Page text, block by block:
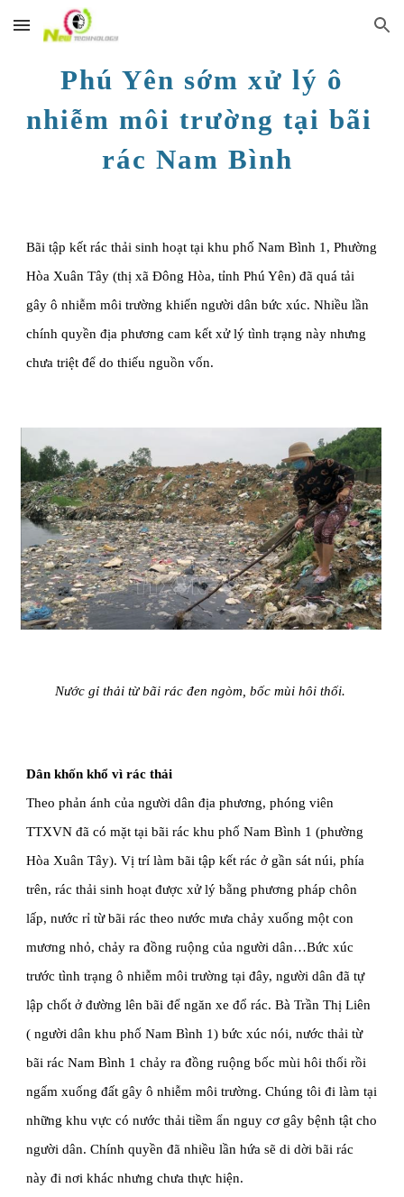
Skip to main content Skip to navigation
Phú Yên sớm xử lý ô
nhiễm môi trường tại bãi
rác Nam Bình
Bãi tập kết rác thải sinh hoạt tại khu phố Nam Bình 1, Phường
Hòa Xuân Tây (thị xã Đông Hòa, tỉnh Phú Yên) đã quá tải
gây ô nhiễm môi trường khiến người dân bức xúc. Nhiều lần
chính quyền địa phương cam kết xử lý tình trạng này nhưng
chưa triệt để do thiếu nguồn vốn.
Nước gỉ thải từ bãi rác đen ngòm, bốc mùi hôi thối.
Dân khốn khổ vì rác thải
Theo phản ánh của người dân địa phương, phóng viên
TTXVN đã có mặt tại bãi rác khu phố Nam Bình 1 (phường
Hòa Xuân Tây). Vị trí làm bãi tập kết rác ở gần sát núi, phía
trên, rác thải sinh hoạt được xử lý bằng phương pháp chôn
lấp, nước rỉ từ bãi rác theo nước mưa chảy xuống một con
mương nhỏ, chảy ra đồng ruộng của người dân…Bức xúc
trước tình trạng ô nhiễm môi trường tại đây, người dân đã tự
lập chốt ở đường lên bãi để ngăn xe đổ rác. Bà Trần Thị Liên
( người dân khu phố Nam Bình 1) bức xúc nói, nước thải từ
bãi rác Nam Bình 1 chảy ra đồng ruộng bốc mùi hôi thối rồi
ngấm xuống đất gây ô nhiễm môi trường. Chúng tôi đi làm tại
những khu vực có nước thải tiềm ẩn nguy cơ gây bệnh tật cho
người dân. Chính quyền đã nhiều lần hứa sẽ di dời bãi rác
này đi nơi khác nhưng chưa thực hiện.